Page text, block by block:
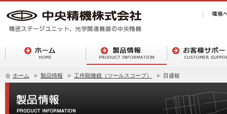
ホーム 製品情報 工作顕微鏡（ツールスコープ） 目盛板